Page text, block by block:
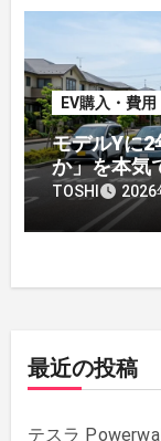
EV購入・費用
モデルYに
か」を本気
TOSHI 2026
最近の投稿
テスラ